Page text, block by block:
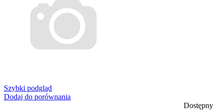
Szybki podgląd
Dodaj do porównania
Dostępny